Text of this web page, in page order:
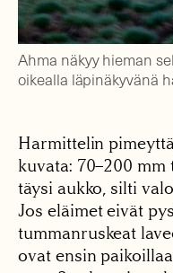
Ahma näkyy hieman
oikealla läpinäkyvänä
Harmittelin
kuvata: 70–200
täysi aukko, silti
Jos eläimet eivät
tummanruskeat
ovat ensin